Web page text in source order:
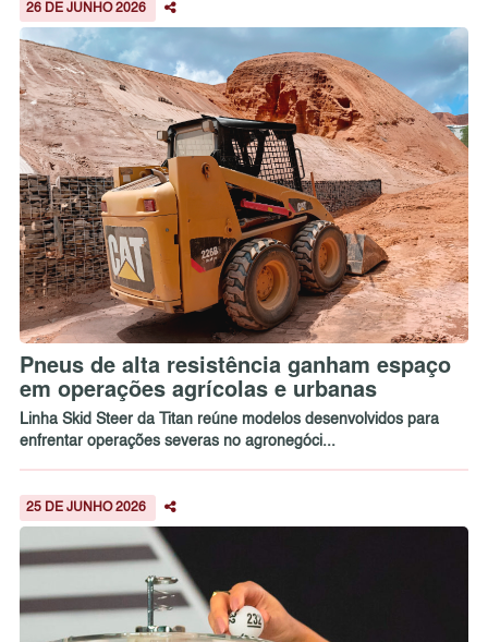
26 DE JUNHO 2026
Pneus de alta resistência ganham espaço
em operações agrícolas e urbanas
Linha Skid Steer da Titan reúne modelos desenvolvidos para
enfrentar operações severas no agronegóci...
25 DE JUNHO 2026